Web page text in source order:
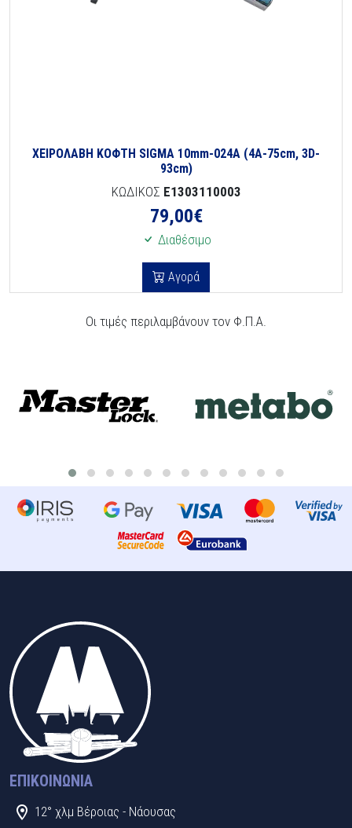
ΧΕΙΡΟΛΑΒΗ ΚΟΦΤΗ SIGMA 10mm-024A (4Α-75cm, 3D-
93cm)
ΚΩΔΙΚΟΣ E1303110003
79,00€
Διαθέσιμο
Αγορά
Οι τιμές περιλαμβάνουν τον Φ.Π.Α.
ΕΠΙΚΟΙΝΩΝΊΑ
12° χλμ Βέροιας - Νάουσας